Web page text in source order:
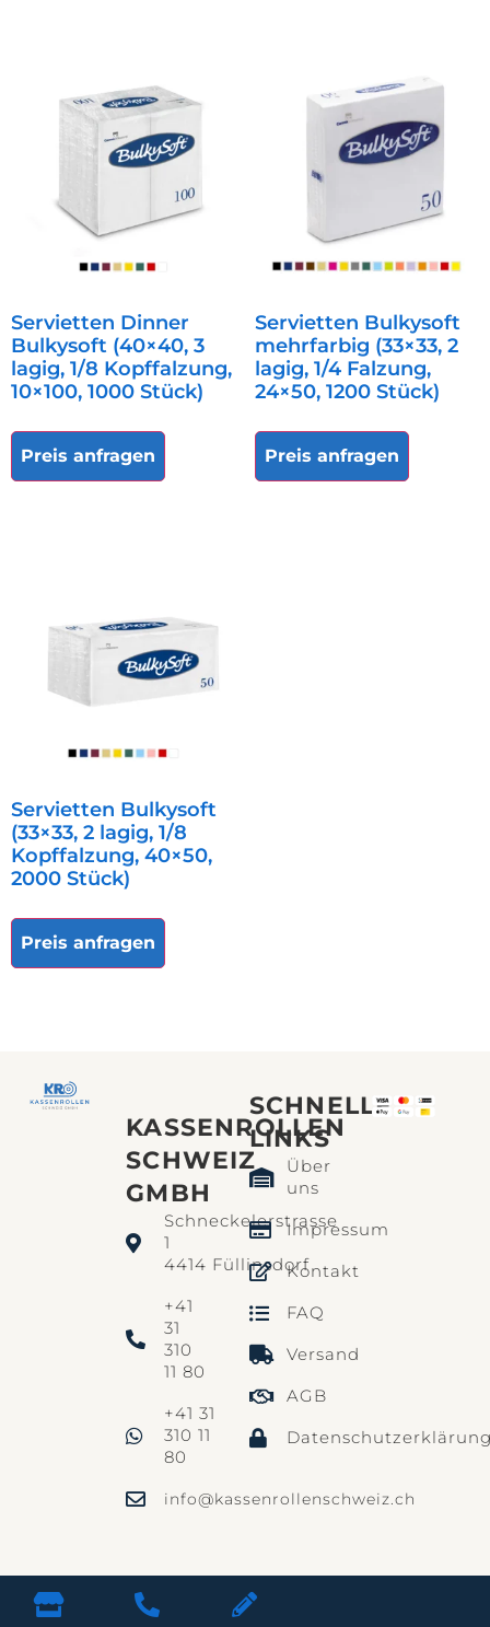
Servietten Dinner
Bulkysoft (40×40, 3
lagig, 1/8 Kopffalzung,
10×100, 1000 Stück)
Preis anfragen
Servietten Bulkysoft
mehrfarbig (33×33, 2
lagig, 1/4 Falzung,
24×50, 1200 Stück)
Preis anfragen
Servietten Bulkysoft
(33×33, 2 lagig, 1/8
Kopffalzung, 40×50,
2000 Stück)
Preis anfragen
KASSENROLLEN
SCHWEIZ
GMBH
Schneckelerstrasse
1
4414 Füllinsdorf
+41
31
310
11 80
+41 31
310 11
80
info@kassenrollenschweiz.ch
SCHNELLE
LINKS​
Über
uns
Impressum
Kontakt
FAQ
Versand
AGB